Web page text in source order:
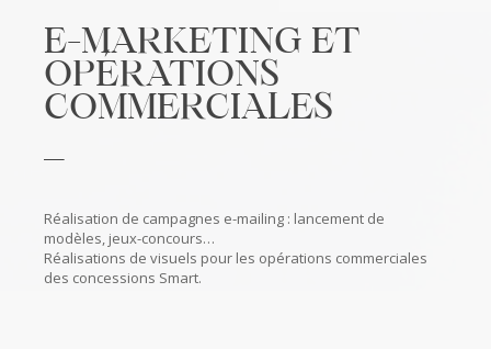
E-MARKETING ET
OPÉRATIONS
COMMERCIALES
Réalisation de campagnes e-mailing : lancement de
modèles, jeux-concours…
Réalisations de visuels pour les opérations commerciales
des concessions Smart.